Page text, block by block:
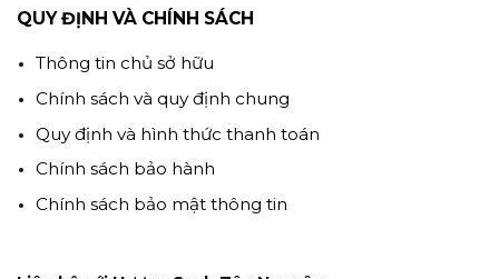
QUY ĐỊNH VÀ CHÍNH SÁCH
Thông tin chủ sở hữu
Chính sách và quy định chung
Quy định và hình thức thanh toán
Chính sách bảo hành
Chính sách bảo mật thông tin